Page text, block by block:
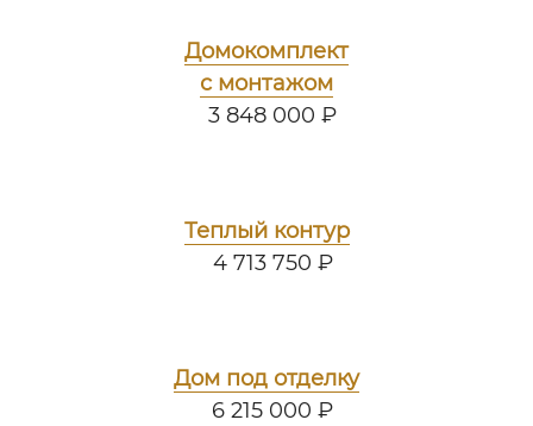
Домокомплект
с монтажом
3 848 000 ₽
Теплый контур
4 713 750 ₽
Дом под отделку
6 215 000 ₽